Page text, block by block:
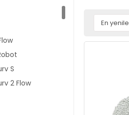
S
2 Flow